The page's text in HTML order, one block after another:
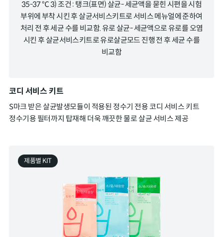
35-37 ℃ 3) 조건 : 탱크(표면) 살균- 세균액을 묻힌 시편을 시험
부위에 부착 시킨 후 살균서비스키트로 서비스 메뉴얼에 준하여
처리 전 후 세균 수를 비교함. 유로 살균- 세균액으로 유로를 오염
시킨 후 살균서비스키트로 유로살균모드 진행 전 후 세균 수를
비교함
코디 서비스 키트
S마크 받은 살균발생모듈이 적용된 정수기 전용 코디 서비스 키트
정수기용 필터까지 탑재해 더욱 깨끗한 물로 살균 서비스 제공
제품별 KIT